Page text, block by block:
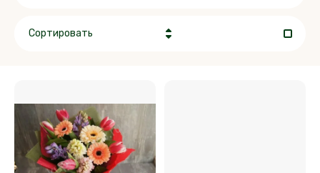
Сортировать
Название - Я-А
Название - А-Я